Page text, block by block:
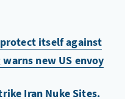
itself against
new US envoy
Iran Nuke Sites.